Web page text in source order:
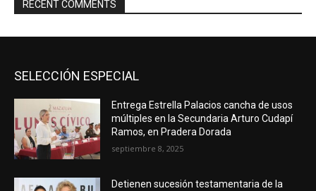
RECENT COMMENTS
SELECCIÓN ESPECIAL
Entrega Estrella Palacios cancha de usos
múltiples en la Secundaria Arturo Cudapí
Ramos, en Pradera Dorada
septiembre 8, 2025
Detienen sucesión testamentaria de la